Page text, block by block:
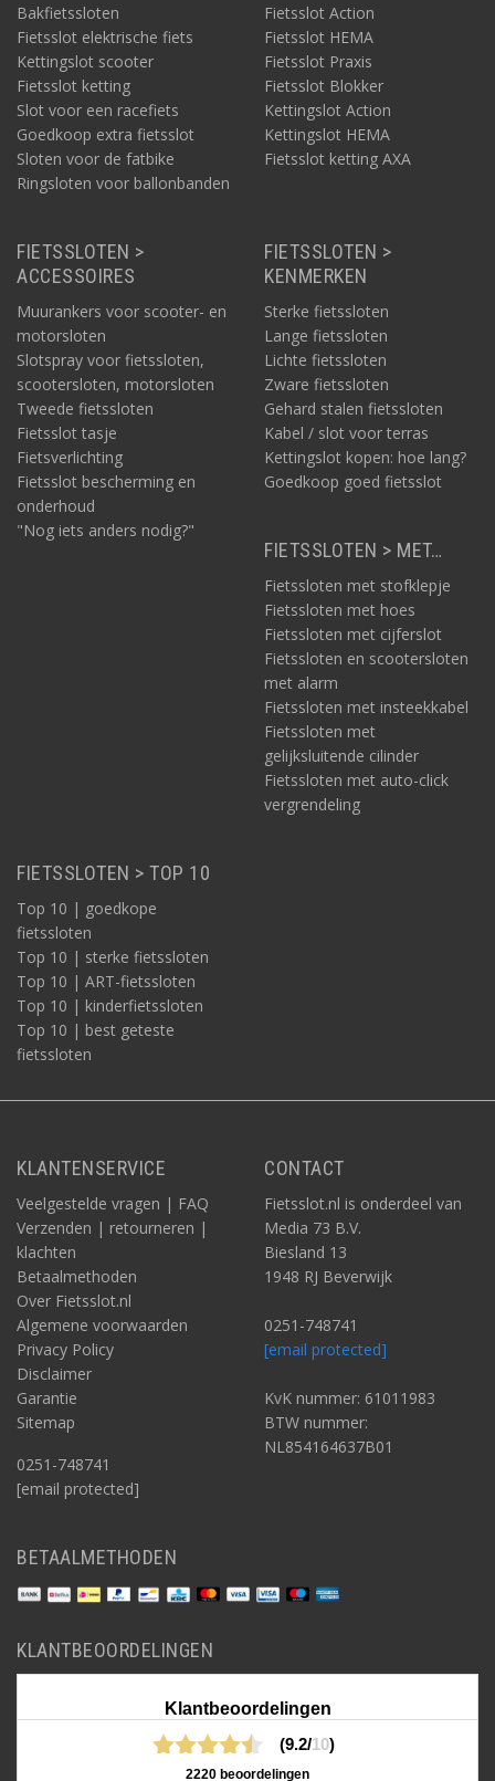
Bakfietssloten
Fietsslot elektrische fiets
Kettingslot scooter
Fietsslot ketting
Slot voor een racefiets
Goedkoop extra fietsslot
Sloten voor de fatbike
Ringsloten voor ballonbanden
Fietsslot Action
Fietsslot HEMA
Fietsslot Praxis
Fietsslot Blokker
Kettingslot Action
Kettingslot HEMA
Fietsslot ketting AXA
FIETSSLOTEN >
ACCESSOIRES
Muurankers voor scooter- en
motorsloten
Slotspray voor fietssloten,
scootersloten, motorsloten
Tweede fietssloten
Fietsslot tasje
Fietsverlichting
Fietsslot bescherming en
onderhoud
"Nog iets anders nodig?"
FIETSSLOTEN >
KENMERKEN
Sterke fietssloten
Lange fietssloten
Lichte fietssloten
Zware fietssloten
Gehard stalen fietssloten
Kabel / slot voor terras
Kettingslot kopen: hoe lang?
Goedkoop goed fietsslot
FIETSSLOTEN > MET…
Fietssloten met stofklepje
Fietssloten met hoes
Fietssloten met cijferslot
Fietssloten en scootersloten
met alarm
Fietssloten met insteekkabel
Fietssloten met
gelijksluitende cilinder
Fietssloten met auto-click
vergrendeling
FIETSSLOTEN > TOP 10
Top 10 | goedkope
fietssloten
Top 10 | sterke fietssloten
Top 10 | ART-fietssloten
Top 10 | kinderfietssloten
Top 10 | best geteste
fietssloten
KLANTENSERVICE
Veelgestelde vragen | FAQ
Verzenden | retourneren |
klachten
Betaalmethoden
Over Fietsslot.nl
Algemene voorwaarden
Privacy Policy
Disclaimer
Garantie
Sitemap
0251-748741
[email protected]
CONTACT
Fietsslot.nl is onderdeel van
Media 73 B.V.
Biesland 13
1948 RJ Beverwijk
0251-748741
[email protected]
KvK nummer: 61011983
BTW nummer:
NL854164637B01
BETAALMETHODEN
KLANTBEOORDELINGEN
Klantbeoordelingen
(9.2/10)
2220 beoordelingen